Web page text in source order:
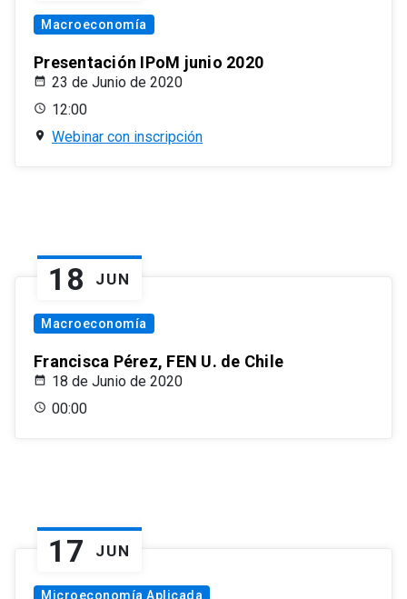
Macroeconomía
Presentación IPoM junio 2020
23 de Junio de 2020
12:00
Webinar con inscripción
18 JUN
Macroeconomía
Francisca Pérez, FEN U. de Chile
18 de Junio de 2020
00:00
17 JUN
Microeconomía Aplicada